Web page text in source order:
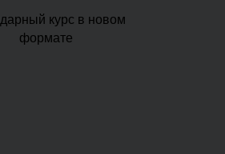
курс в новом
формате